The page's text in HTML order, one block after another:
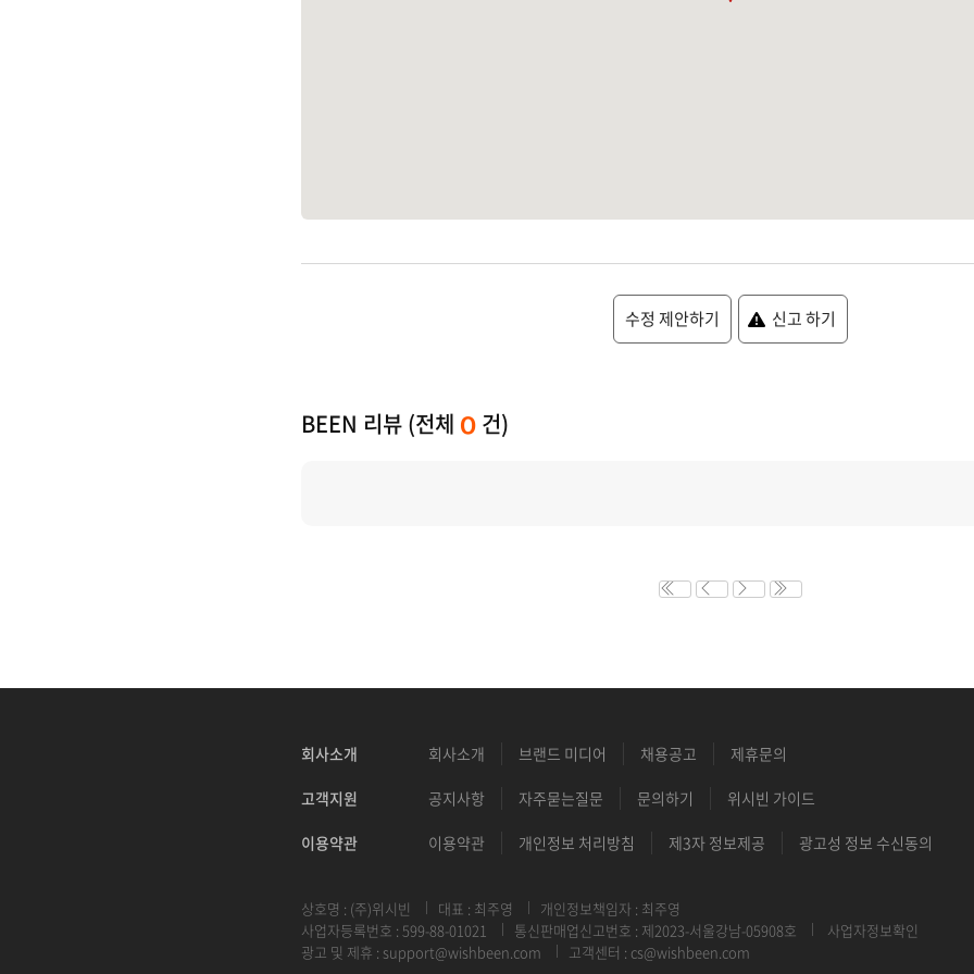
수정 제안하기 신고 하기
BEEN 리뷰 (전체 0 건)
회사소개 회사소개 브랜드 미디어 채용공고 제휴문의
고객지원 공지사항 자주묻는질문 문의하기 위시빈 가이드
이용약관 이용약관 개인정보 처리방침 제3자 정보제공 광고성 정보 수신동의
상호명 : (주)위시빈 대표 : 최주영
개인정보책임자 : 최주영
사업자등록번호 : 599-88-01021
통신판매업신고번호 : 제2023-서울강남-05908호
사업자정보확인
광고 및 제휴 : support@wishbeen.com 고객센터 : cs@wishbeen.com